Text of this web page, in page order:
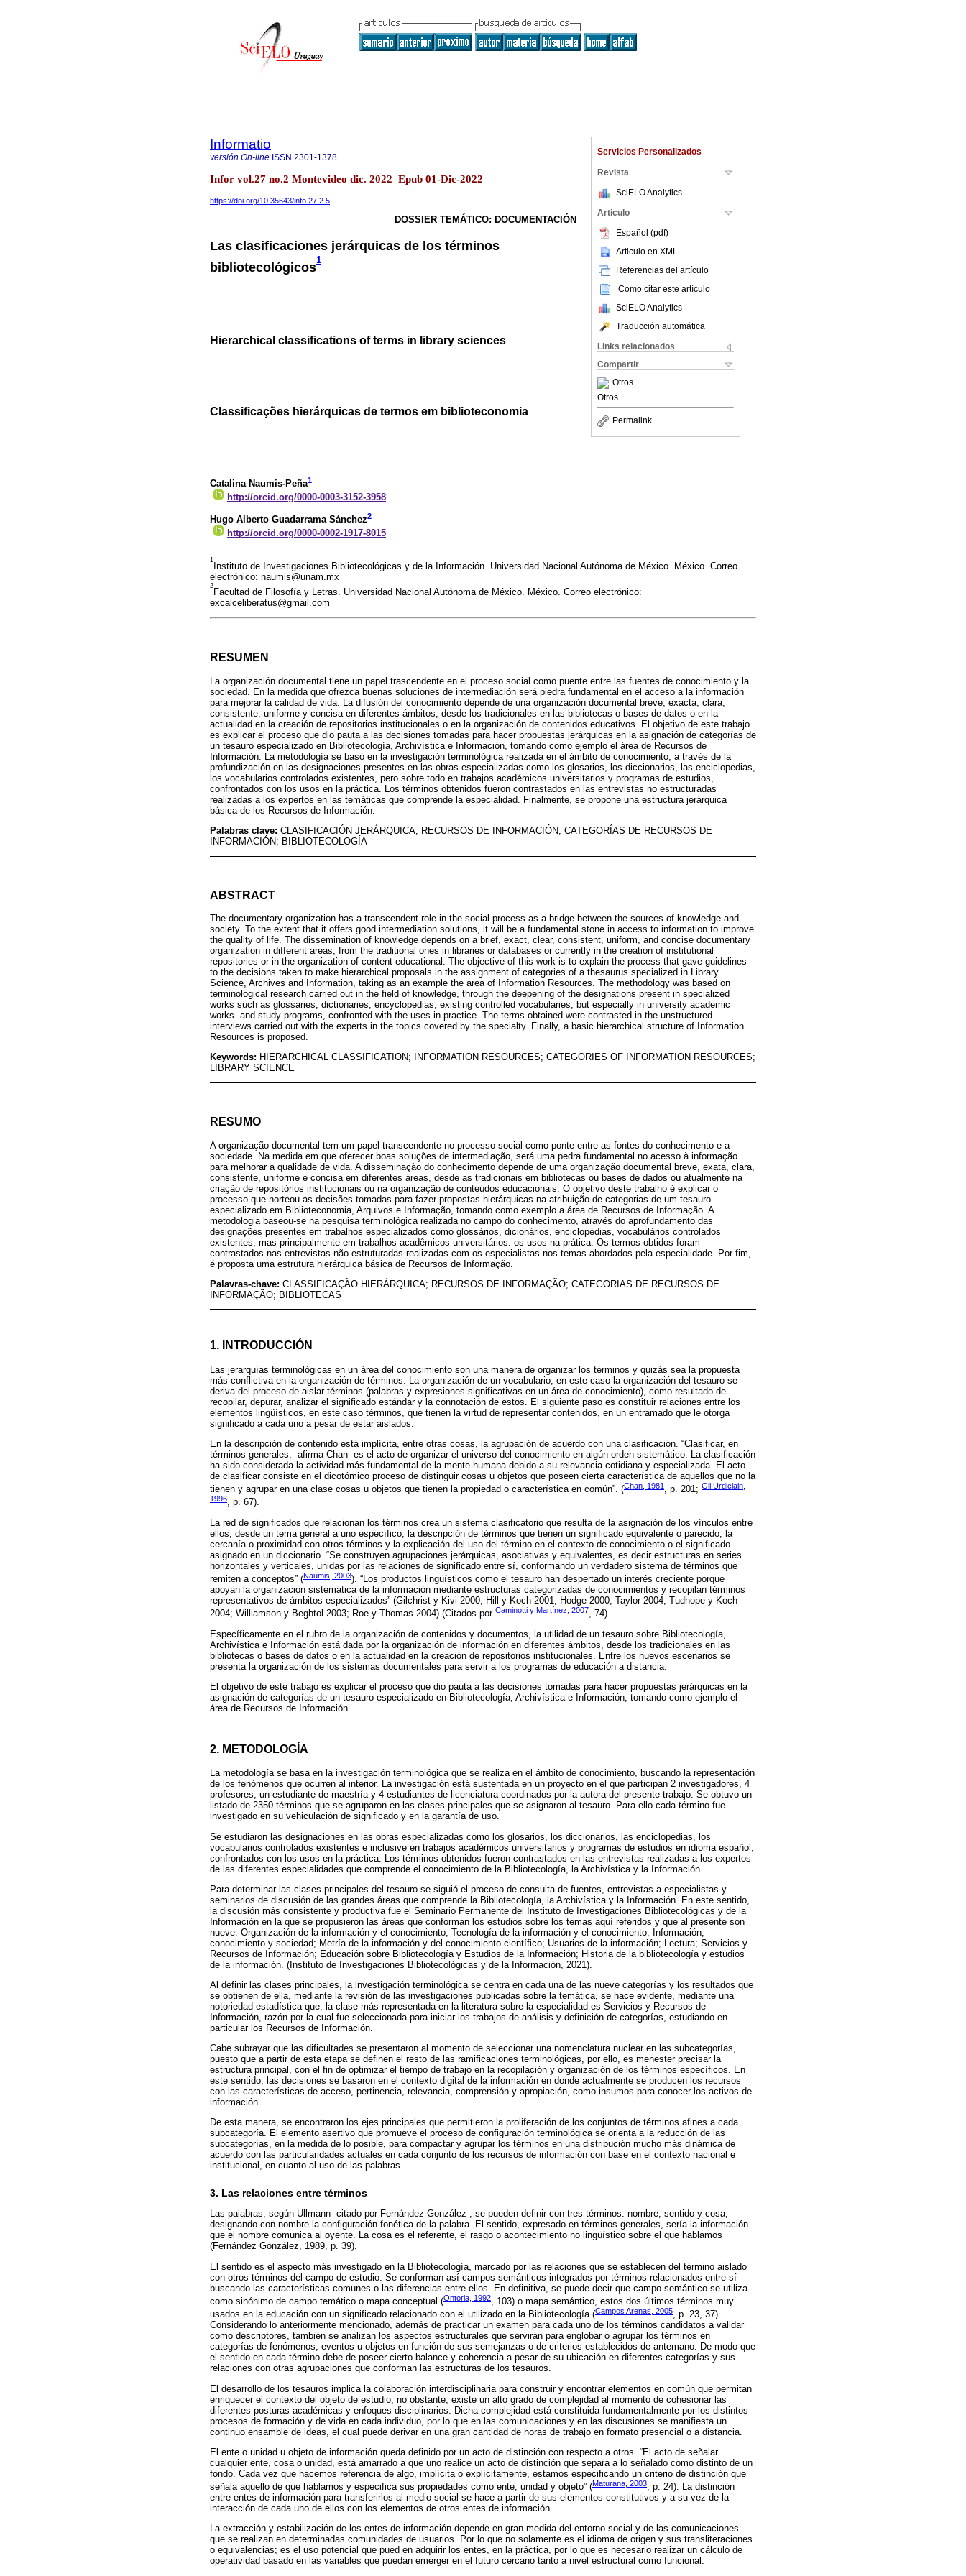
Servicios Personalizados
Revista
SciELO Analytics
Articulo
Español (pdf)
Articulo en XML
Referencias del artículo
Como citar este artículo
SciELO Analytics
Traducción automática
Links relacionados
Compartir
Otros
Otros
Permalink
Informatio
versión On-line ISSN 2301-1378
Infor vol.27 no.2 Montevideo dic. 2022 Epub 01-Dic-2022
https://doi.org/10.35643/info.27.2.5
DOSSIER TEMÁTICO: DOCUMENTACIÓN
Las clasificaciones jerárquicas de los términos
bibliotecológicos
1
Hierarchical classifications of terms in library sciences
Classificações hierárquicas de termos em biblioteconomia
Catalina Naumis-Peña1
http://orcid.org/0000-0003-3152-3958
Hugo Alberto Guadarrama Sánchez2
http://orcid.org/0000-0002-1917-8015
1
Instituto de Investigaciones Bibliotecológicas y de la Información. Universidad Nacional Autónoma de México. México. Correo
electrónico: naumis@unam.mx
2
Facultad de Filosofía y Letras. Universidad Nacional Autónoma de México. México. Correo electrónico:
excalceliberatus@gmail.com
RESUMEN
La organización documental tiene un papel trascendente en el proceso social como puente entre las fuentes de conocimiento y la
sociedad. En la medida que ofrezca buenas soluciones de intermediación será piedra fundamental en el acceso a la información
para mejorar la calidad de vida. La difusión del conocimiento depende de una organización documental breve, exacta, clara,
consistente, uniforme y concisa en diferentes ámbitos, desde los tradicionales en las bibliotecas o bases de datos o en la
actualidad en la creación de repositorios institucionales o en la organización de contenidos educativos. El objetivo de este trabajo
es explicar el proceso que dio pauta a las decisiones tomadas para hacer propuestas jerárquicas en la asignación de categorías de
un tesauro especializado en Bibliotecología, Archivística e Información, tomando como ejemplo el área de Recursos de
Información. La metodología se basó en la investigación terminológica realizada en el ámbito de conocimiento, a través de la
profundización en las designaciones presentes en las obras especializadas como los glosarios, los diccionarios, las enciclopedias,
los vocabularios controlados existentes, pero sobre todo en trabajos académicos universitarios y programas de estudios,
confrontados con los usos en la práctica. Los términos obtenidos fueron contrastados en las entrevistas no estructuradas
realizadas a los expertos en las temáticas que comprende la especialidad. Finalmente, se propone una estructura jerárquica
básica de los Recursos de Información.
Palabras clave: CLASIFICACIÓN JERÁRQUICA; RECURSOS DE INFORMACIÓN; CATEGORÍAS DE RECURSOS DE
INFORMACIÓN; BIBLIOTECOLOGÍA
ABSTRACT
The documentary organization has a transcendent role in the social process as a bridge between the sources of knowledge and
society. To the extent that it offers good intermediation solutions, it will be a fundamental stone in access to information to improve
the quality of life. The dissemination of knowledge depends on a brief, exact, clear, consistent, uniform, and concise documentary
organization in different areas, from the traditional ones in libraries or databases or currently in the creation of institutional
repositories or in the organization of content educational. The objective of this work is to explain the process that gave guidelines
to the decisions taken to make hierarchical proposals in the assignment of categories of a thesaurus specialized in Library
Science, Archives and Information, taking as an example the area of Information Resources. The methodology was based on
terminological research carried out in the field of knowledge, through the deepening of the designations present in specialized
works such as glossaries, dictionaries, encyclopedias, existing controlled vocabularies, but especially in university academic
works. and study programs, confronted with the uses in practice. The terms obtained were contrasted in the unstructured
interviews carried out with the experts in the topics covered by the specialty. Finally, a basic hierarchical structure of Information
Resources is proposed.
Keywords: HIERARCHICAL CLASSIFICATION; INFORMATION RESOURCES; CATEGORIES OF INFORMATION RESOURCES;
LIBRARY SCIENCE
RESUMO
A organização documental tem um papel transcendente no processo social como ponte entre as fontes do conhecimento e a
sociedade. Na medida em que oferecer boas soluções de intermediação, será uma pedra fundamental no acesso à informação
para melhorar a qualidade de vida. A disseminação do conhecimento depende de uma organização documental breve, exata, clara,
consistente, uniforme e concisa em diferentes áreas, desde as tradicionais em bibliotecas ou bases de dados ou atualmente na
criação de repositórios institucionais ou na organização de conteúdos educacionais. O objetivo deste trabalho é explicar o
processo que norteou as decisões tomadas para fazer propostas hierárquicas na atribuição de categorias de um tesauro
especializado em Biblioteconomia, Arquivos e Informação, tomando como exemplo a área de Recursos de Informação. A
metodologia baseou-se na pesquisa terminológica realizada no campo do conhecimento, através do aprofundamento das
designações presentes em trabalhos especializados como glossários, dicionários, enciclopédias, vocabulários controlados
existentes, mas principalmente em trabalhos acadêmicos universitários. os usos na prática. Os termos obtidos foram
contrastados nas entrevistas não estruturadas realizadas com os especialistas nos temas abordados pela especialidade. Por fim,
é proposta uma estrutura hierárquica básica de Recursos de Informação.
Palavras-chave: CLASSIFICAÇÃO HIERÁRQUICA; RECURSOS DE INFORMAÇÃO; CATEGORIAS DE RECURSOS DE
INFORMAÇÃO; BIBLIOTECAS
1. INTRODUCCIÓN
Las jerarquías terminológicas en un área del conocimiento son una manera de organizar los términos y quizás sea la propuesta
más conflictiva en la organización de términos. La organización de un vocabulario, en este caso la organización del tesauro se
deriva del proceso de aislar términos (palabras y expresiones significativas en un área de conocimiento), como resultado de
recopilar, depurar, analizar el significado estándar y la connotación de estos. El siguiente paso es constituir relaciones entre los
elementos lingüísticos, en este caso términos, que tienen la virtud de representar contenidos, en un entramado que le otorga
significado a cada uno a pesar de estar aislados.
En la descripción de contenido está implícita, entre otras cosas, la agrupación de acuerdo con una clasificación. “Clasificar, en
términos generales, -afirma Chan- es el acto de organizar el universo del conocimiento en algún orden sistemático. La clasificación
ha sido considerada la actividad más fundamental de la mente humana debido a su relevancia cotidiana y especializada. El acto
de clasificar consiste en el dicotómico proceso de distinguir cosas u objetos que poseen cierta característica de aquellos que no la
tienen y agrupar en una clase cosas u objetos que tienen la propiedad o característica en común”. (Chan, 1981 , p. 201; Gil Urdiciain,
1996, p. 67).
La red de significados que relacionan los términos crea un sistema clasificatorio que resulta de la asignación de los vínculos entre
ellos, desde un tema general a uno específico, la descripción de términos que tienen un significado equivalente o parecido, la
cercanía o proximidad con otros términos y la explicación del uso del término en el contexto de conocimiento o el significado
asignado en un diccionario. “Se construyen agrupaciones jerárquicas, asociativas y equivalentes, es decir estructuras en series
horizontales y verticales, unidas por las relaciones de significado entre sí, conformando un verdadero sistema de términos que
remiten a conceptos” (Naumis, 2003). “Los productos lingüísticos como el tesauro han despertado un interés creciente porque
apoyan la organización sistemática de la información mediante estructuras categorizadas de conocimientos y recopilan términos
representativos de ámbitos especializados” (Gilchrist y Kivi 2000; Hill y Koch 2001; Hodge 2000; Taylor 2004; Tudhope y Koch
2004; Williamson y Beghtol 2003; Roe y Thomas 2004) (Citados por Caminotti y Martínez, 2007, 74).
Específicamente en el rubro de la organización de contenidos y documentos, la utilidad de un tesauro sobre Bibliotecología,
Archivística e Información está dada por la organización de información en diferentes ámbitos, desde los tradicionales en las
bibliotecas o bases de datos o en la actualidad en la creación de repositorios institucionales. Entre los nuevos escenarios se
presenta la organización de los sistemas documentales para servir a los programas de educación a distancia.
El objetivo de este trabajo es explicar el proceso que dio pauta a las decisiones tomadas para hacer propuestas jerárquicas en la
asignación de categorías de un tesauro especializado en Bibliotecología, Archivística e Información, tomando como ejemplo el
área de Recursos de Información.
2. METODOLOGÍA
La metodología se basa en la investigación terminológica que se realiza en el ámbito de conocimiento, buscando la representación
de los fenómenos que ocurren al interior. La investigación está sustentada en un proyecto en el que participan 2 investigadores, 4
profesores, un estudiante de maestría y 4 estudiantes de licenciatura coordinados por la autora del presente trabajo. Se obtuvo un
listado de 2350 términos que se agruparon en las clases principales que se asignaron al tesauro. Para ello cada término fue
investigado en su vehiculación de significado y en la garantía de uso.
Se estudiaron las designaciones en las obras especializadas como los glosarios, los diccionarios, las enciclopedias, los
vocabularios controlados existentes e inclusive en trabajos académicos universitarios y programas de estudios en idioma español,
confrontados con los usos en la práctica. Los términos obtenidos fueron contrastados en las entrevistas realizadas a los expertos
de las diferentes especialidades que comprende el conocimiento de la Bibliotecología, la Archivística y la Información.
Para determinar las clases principales del tesauro se siguió el proceso de consulta de fuentes, entrevistas a especialistas y
seminarios de discusión de las grandes áreas que comprende la Bibliotecología, la Archivística y la Información. En este sentido,
la discusión más consistente y productiva fue el Seminario Permanente del Instituto de Investigaciones Bibliotecológicas y de la
Información en la que se propusieron las áreas que conforman los estudios sobre los temas aquí referidos y que al presente son
nueve: Organización de la información y el conocimiento; Tecnología de la información y el conocimiento; Información,
conocimiento y sociedad; Metría de la información y del conocimiento científico; Usuarios de la información; Lectura; Servicios y
Recursos de Información; Educación sobre Bibliotecología y Estudios de la Información; Historia de la bibliotecología y estudios
de la información. (Instituto de Investigaciones Bibliotecológicas y de la Información, 2021).
Al definir las clases principales, la investigación terminológica se centra en cada una de las nueve categorías y los resultados que
se obtienen de ella, mediante la revisión de las investigaciones publicadas sobre la temática, se hace evidente, mediante una
notoriedad estadística que, la clase más representada en la literatura sobre la especialidad es Servicios y Recursos de
Información, razón por la cual fue seleccionada para iniciar los trabajos de análisis y definición de categorías, estudiando en
particular los Recursos de Información.
Cabe subrayar que las dificultades se presentaron al momento de seleccionar una nomenclatura nuclear en las subcategorías,
puesto que a partir de esta etapa se definen el resto de las ramificaciones terminológicas, por ello, es menester precisar la
estructura principal, con el fin de optimizar el tiempo de trabajo en la recopilación y organización de los términos específicos. En
este sentido, las decisiones se basaron en el contexto digital de la información en donde actualmente se producen los recursos
con las características de acceso, pertinencia, relevancia, comprensión y apropiación, como insumos para conocer los activos de
información.
De esta manera, se encontraron los ejes principales que permitieron la proliferación de los conjuntos de términos afines a cada
subcategoría. El elemento asertivo que promueve el proceso de configuración terminológica se orienta a la reducción de las
subcategorías, en la medida de lo posible, para compactar y agrupar los términos en una distribución mucho más dinámica de
acuerdo con las particularidades actuales en cada conjunto de los recursos de información con base en el contexto nacional e
institucional, en cuanto al uso de las palabras.
3. Las relaciones entre términos
Las palabras, según Ullmann -citado por Fernández González-, se pueden definir con tres términos: nombre, sentido y cosa,
designando con nombre la configuración fonética de la palabra. El sentido, expresado en términos generales, sería la información
que el nombre comunica al oyente. La cosa es el referente, el rasgo o acontecimiento no lingüístico sobre el que hablamos
(Fernández González, 1989, p. 39).
El sentido es el aspecto más investigado en la Bibliotecología, marcado por las relaciones que se establecen del término aislado
con otros términos del campo de estudio. Se conforman así campos semánticos integrados por términos relacionados entre sí
buscando las características comunes o las diferencias entre ellos. En definitiva, se puede decir que campo semántico se utiliza
como sinónimo de campo temático o mapa conceptual (Ontoria, 1992, 103) o mapa semántico, estos dos últimos términos muy
usados en la educación con un significado relacionado con el utilizado en la Bibliotecología (Campos Arenas, 2005, p. 23, 37)
Considerando lo anteriormente mencionado, además de practicar un examen para cada uno de los términos candidatos a validar
como descriptores, también se analizan los aspectos estructurales que servirán para englobar o agrupar los términos en
categorías de fenómenos, eventos u objetos en función de sus semejanzas o de criterios establecidos de antemano. De modo que
el sentido en cada término debe de poseer cierto balance y coherencia a pesar de su ubicación en diferentes categorías y sus
relaciones con otras agrupaciones que conforman las estructuras de los tesauros.
El desarrollo de los tesauros implica la colaboración interdisciplinaria para construir y encontrar elementos en común que permitan
enriquecer el contexto del objeto de estudio, no obstante, existe un alto grado de complejidad al momento de cohesionar las
diferentes posturas académicas y enfoques disciplinarios. Dicha complejidad está constituida fundamentalmente por los distintos
procesos de formación y de vida en cada individuo, por lo que en las comunicaciones y en las discusiones se manifiesta un
continuo ensamble de ideas, el cual puede derivar en una gran cantidad de horas de trabajo en formato presencial o a distancia.
El ente o unidad u objeto de información queda definido por un acto de distinción con respecto a otros. “El acto de señalar
cualquier ente, cosa o unidad, está amarrado a que uno realice un acto de distinción que separa a lo señalado como distinto de un
fondo. Cada vez que hacemos referencia de algo, implícita o explícitamente, estamos especificando un criterio de distinción que
señala aquello de que hablamos y especifica sus propiedades como ente, unidad y objeto” (Maturana, 2003, p. 24). La distinción
entre entes de información para transferirlos al medio social se hace a partir de sus elementos constitutivos y a su vez de la
interacción de cada uno de ellos con los elementos de otros entes de información.
La extracción y estabilización de los entes de información depende en gran medida del entorno social y de las comunicaciones
que se realizan en determinadas comunidades de usuarios. Por lo que no solamente es el idioma de origen y sus transliteraciones
o equivalencias; es el uso potencial que pued en adquirir los entes, en la práctica, por lo que es necesario realizar un cálculo de
operatividad basado en las variables que puedan emerger en el futuro cercano tanto a nivel estructural como funcional.